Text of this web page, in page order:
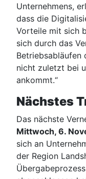
Unternehmens,
dass die
Vorteile mit sich
sich durch das
nicht zuletzt bei
ankommt.“
Nächstes
Das nächste
Mittwoch, 6.
sich an
der Region